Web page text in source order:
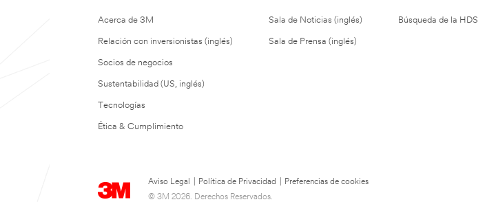
Acerca de 3M
Relación con inversionistas (inglés)
Socios de negocios
Sustentabilidad (US, inglés)
Tecnologías
Ética & Cumplimiento
Sala de Noticias (inglés)
Sala de Prensa (inglés)
Búsqueda de la HDS
Aviso Legal Política de Privacidad
Preferencias de cookies
© 3M 2026. Derechos Reservados.